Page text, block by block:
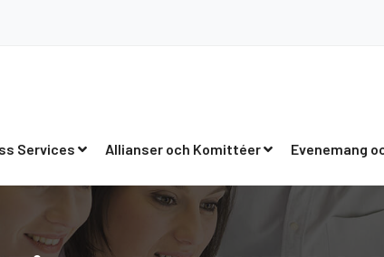
Services Allianser och Komittéer Evenemang